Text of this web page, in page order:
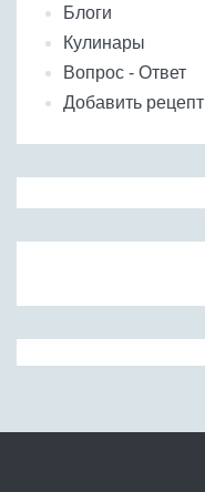
Блоги
Кулинары
Вопрос - Ответ
Добавить рецепт